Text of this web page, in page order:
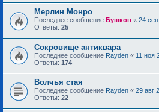
Мерлин Монро
Последнее сообщение Бушков « 24
Ответы: 25
Сокровище антиквара
Последнее сообщение Rayden « 11 ноя
Ответы: 174
Волчья стая
Последнее сообщение Rayden « 29 авг
Ответы: 22